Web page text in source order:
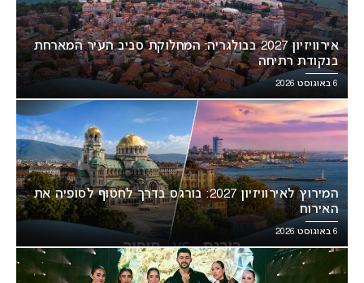
אירוויזיון 2027 בבולגריה: המחלוקת סביב העיר המארחת
בנקודת רתיחה
6 באוגוסט 2026
המירוץ לאירוויזיון 2027: בורגס בדרך לחטוף לסופיה את
האירוח
6 באוגוסט 2026